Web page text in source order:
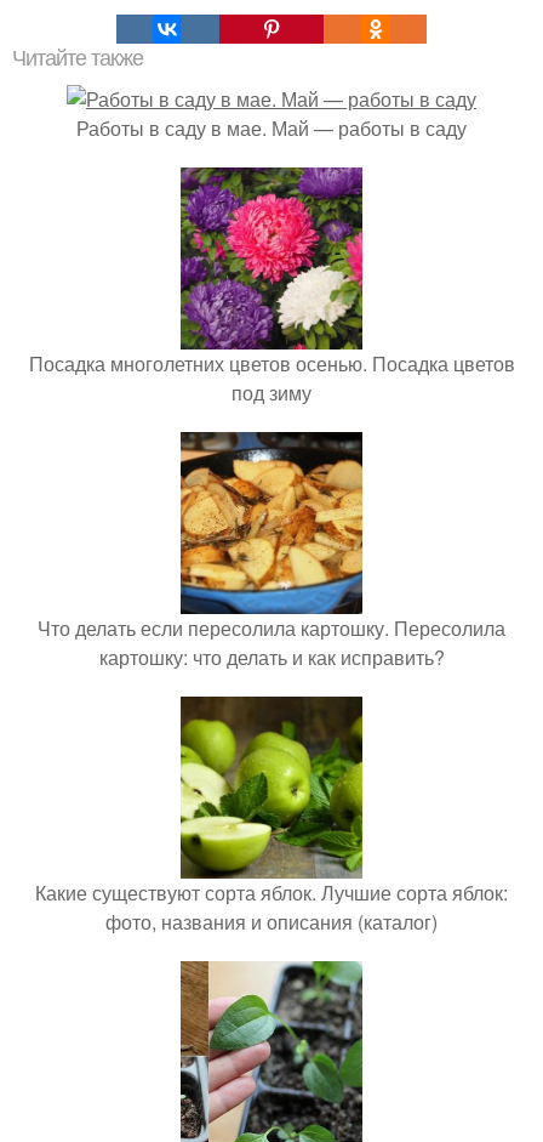
Читайте также
Работы в саду в мае. Май — работы в саду
Посадка многолетних цветов осенью. Посадка цветов
под зиму
Что делать если пересолила картошку. Пересолила
картошку: что делать и как исправить?
Какие существуют сорта яблок. Лучшие сорта яблок:
фото, названия и описания (каталог)